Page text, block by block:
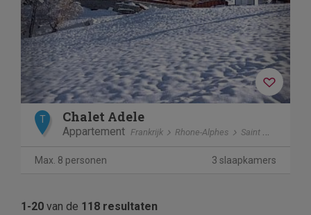
T Chalet Adele
Appartement Frankrijk Rhone-Alphes Saint Martin de Belleville
Max. 8 personen 3 slaapkamers
1-20 van de 118 resultaten